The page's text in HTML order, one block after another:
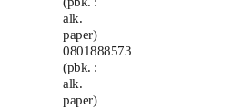
alk.
paper)
0801888573
(pbk. :
alk.
paper)